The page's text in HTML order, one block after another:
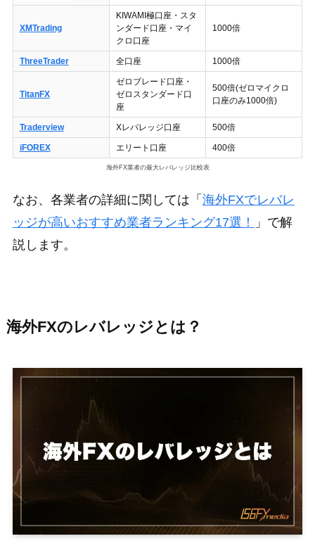
XMTrading
KIWAMI極口座・スタ
ンダード口座・マイ
クロ口座
1000倍
ThreeTrader 全口座 1000倍
TitanFX
ゼロブレード口座・
ゼロスタンダード口
座
500倍(ゼロマイクロ
口座のみ1000倍)
Traderview Xレバレッジ口座 500倍
iFOREX エリート口座 400倍
海外FX業者の最大レバレッジ比較表
なお、各業者の詳細に関しては「 海外FXでレバレ
ッジが高いおすすめ業者ランキング17選！
」で解
説します。
海外FXのレバレッジとは？